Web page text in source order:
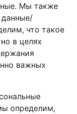
Мы также
что такое
в целях
важных
определим,